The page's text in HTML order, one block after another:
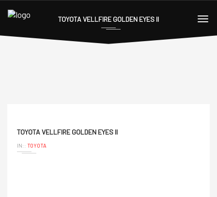
TOYOTA VELLFIRE GOLDEN EYES II
TOYOTA VELLFIRE GOLDEN EYES II
IN:: TOYOTA